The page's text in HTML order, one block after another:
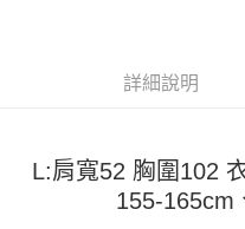
【大哥付你分期使用說明】
成交易。
3.實際核准額度、可分期數及費
4.訂單成立30分鐘內，如未前往
AFTEE先享後付
AFTEE先享後付是「在收到商品
ATM付款
詳細說明
L:肩寬52 胸圍102
155-165cm